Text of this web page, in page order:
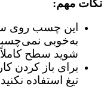
نکات مهم:
این چسب روی
به‌خوبی
شوید سطح
برای باز کردن
تیغ استفاده